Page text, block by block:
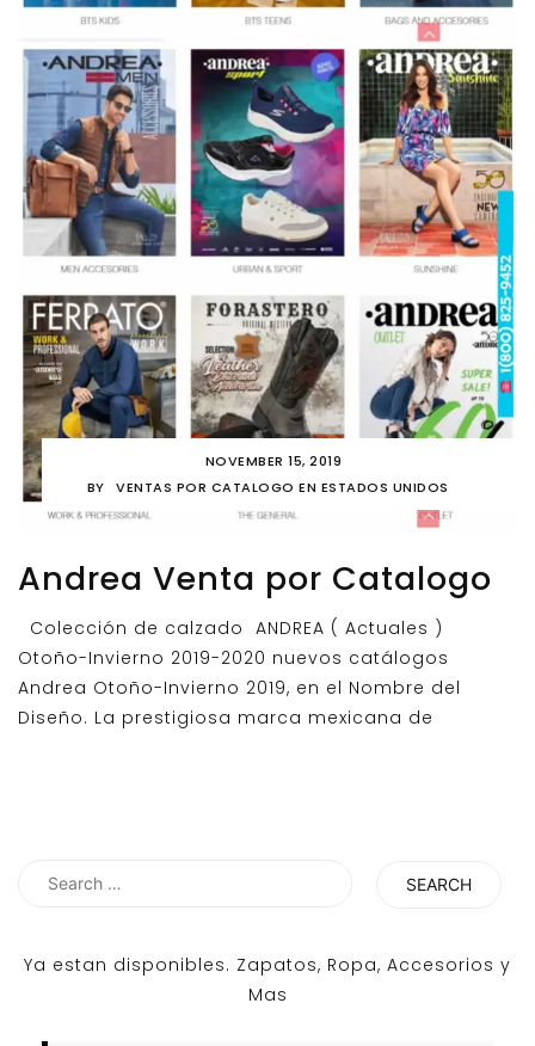
NOVEMBER 15, 2019
BY
VENTAS POR CATALOGO EN ESTADOS UNIDOS
Andrea Venta por Catalogo
Colección de calzado ANDREA ( Actuales )
Otoño-Invierno 2019-2020 nuevos catálogos
Andrea Otoño-Invierno 2019, en el Nombre del
Diseño. La prestigiosa marca mexicana de
Search
Ya estan disponibles. Zapatos, Ropa, Accesorios y
Mas